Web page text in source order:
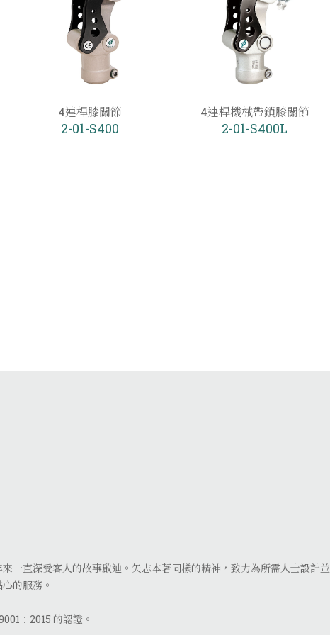
4連桿膝關節
2-01-S400
4連桿機械帶鎖膝關節
2-01-S400L
一直深受客人的故事啟迪。矢志本著同樣的精神，致力為所需人士設計並
的服務。
：2015 的認證。